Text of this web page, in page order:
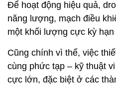
Để hoạt động hiệu quả,
năng lượng, mạch điều
một khối lượng cực kỳ hạn
Cũng chính vì thế, việc
cùng phức tạp – kỹ thuật
cực lớn, đặc biệt ở các